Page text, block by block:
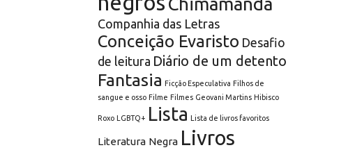
Companhia das Letras
Conceição Evaristo Desafio
de leitura Diário de um detento
Fantasia Ficção Especulativa Filhos de
sangue e osso Filme Filmes Geovani Martins Hibisco
Roxo LGBTQ+ Lista Lista de livros favoritos
Literatura Negra Livros